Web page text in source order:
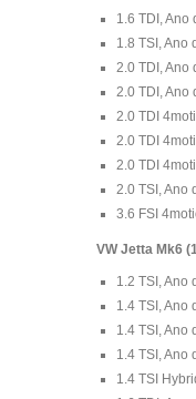
1.6 TDI,
1.8 TSI, Ano
2.0 TDI, Ano
2.0 TDI, Ano
2.0 TDI
2.0 TDI
2.0 TDI
2.0 TSI, Ano
3.6 FSI
VW Jetta Mk6
1.2 TSI, Ano
1.4 TSI, Ano
1.4 TSI, Ano
1.4 TSI, Ano
1.4 TSI